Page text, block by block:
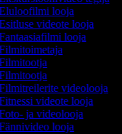
looja
videote looja
looja
videolooja
videote looja
ja videolooja
looja